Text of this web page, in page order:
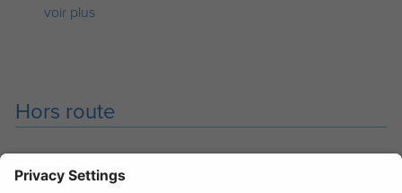
voir plus
Hors route